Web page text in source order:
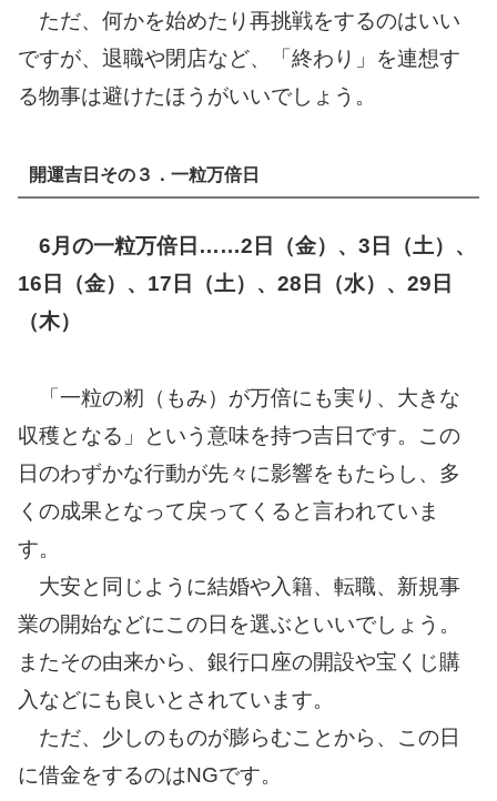
ただ、何かを始めたり再挑戦をするのはいい
ですが、退職や閉店など、「終わり」を連想す
る物事は避けたほうがいいでしょう。
開運吉日その３．一粒万倍日
6月の一粒万倍日……2日（金）、3日（土）、
16日（金）、17日（土）、28日（水）、29日
（木）
「一粒の籾（もみ）が万倍にも実り、大きな
収穫となる」という意味を持つ吉日です。この
日のわずかな行動が先々に影響をもたらし、多
くの成果となって戻ってくると言われていま
す。
大安と同じように結婚や入籍、転職、新規事
業の開始などにこの日を選ぶといいでしょう。
またその由来から、銀行口座の開設や宝くじ購
入などにも良いとされています。
ただ、少しのものが膨らむことから、この日
に借金をするのはNGです。